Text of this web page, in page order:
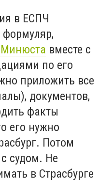
в ЕСПЧ
Минюста вместе с
по его
приложить все
документов,
факты
его нужно
Потом
судом. Не
в Страсбурге